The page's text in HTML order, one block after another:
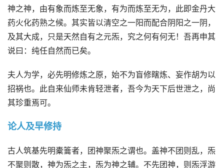
神之神，由有象而炼至无象，有为而炼至无为，此即金丹大
药火化药熟之候。其实皆以清空之一阳而配合阴阳之一阴，
及其大成，只是天然自有之元炁，究之何有何无！吾再申其
说曰：纯任自然而已矣。
夫人为学，必先明修炼之原，始不为盲修瞎炼、妄作胡为以
招祸也。此自来仙师未肯轻泄者，吾今为天下后世泄之，尚
其珍重焉可。
论人及早修持
古人筑基先明橐籥者，团神聚炁之谓也。盖神不团则乱，炁
不聚则散，神为炁之主，炁为神之辅。不先团神，则炁浮游